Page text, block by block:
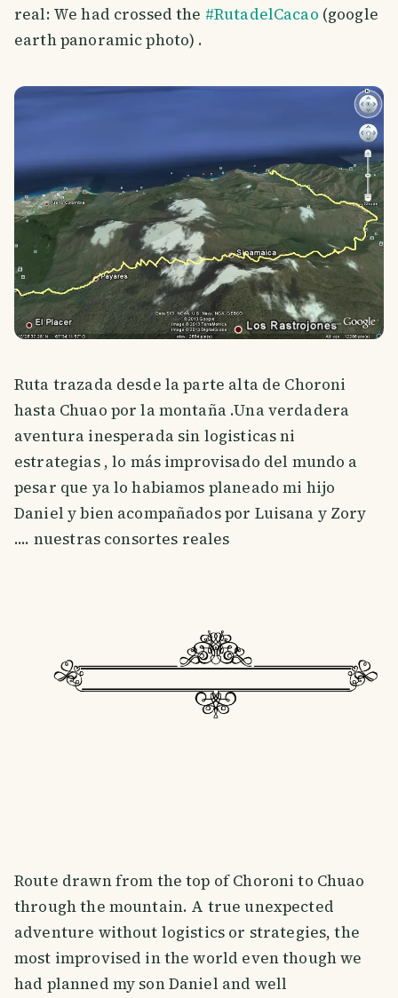
real: We had crossed the #RutadelCacao (google
earth panoramic photo) .
Ruta trazada desde la parte alta de Choroni
hasta Chuao por la montaña .Una verdadera
aventura inesperada sin logisticas ni
estrategias , lo más improvisado del mundo a
pesar que ya lo habiamos planeado mi hijo
Daniel y bien acompañados por Luisana y Zory
.... nuestras consortes reales
Route drawn from the top of Choroni to Chuao
through the mountain. A true unexpected
adventure without logistics or strategies, the
most improvised in the world even though we
had planned my son Daniel and well